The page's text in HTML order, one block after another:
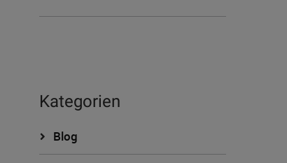
Kategorien
Blog